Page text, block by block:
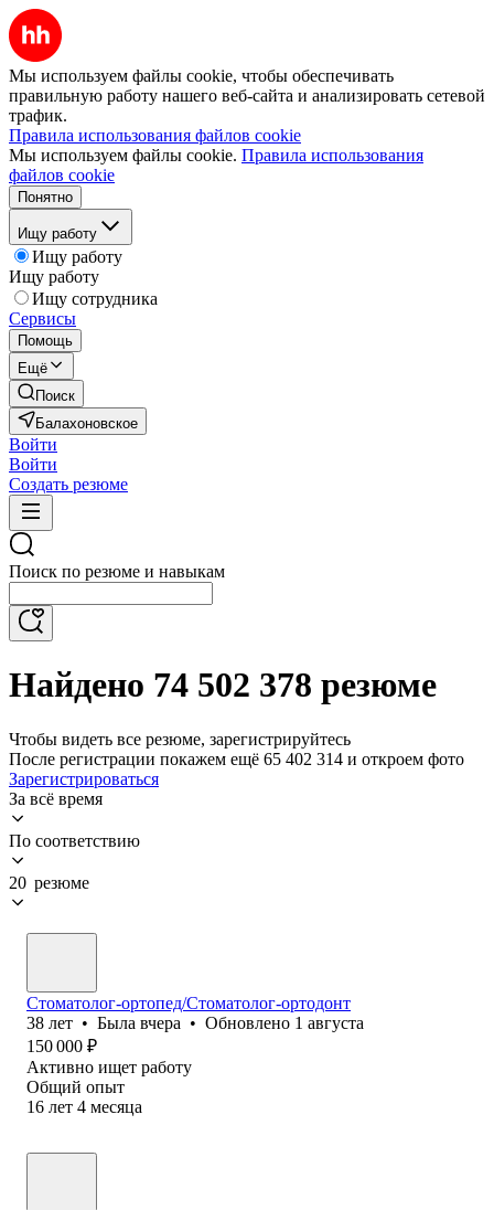
Мы используем файлы cookie, чтобы обеспечивать
правильную работу нашего веб-сайта и анализировать сетевой
трафик.
Правила использования файлов cookie
Мы используем файлы cookie. Правила использования
файлов cookie
Понятно
Ищу работу
Ищу работу
Ищу работу
Ищу сотрудника
Сервисы
Помощь
Ещё
Поиск
Балахоновское
Войти
Войти
Создать резюме
Поиск по резюме и навыкам
Найдено 74 502 378 резюме
Чтобы видеть все резюме, зарегистрируйтесь
После регистрации покажем ещё 65 402 314 и откроем фото
Зарегистрироваться
За всё время
По соответствию
20 резюме
Стоматолог-ортопед/Стоматолог-ортодонт
38 лет • Была вчера • Обновлено 1 августа
150 000 ₽
Активно ищет работу
Общий опыт
16 лет 4 месяца